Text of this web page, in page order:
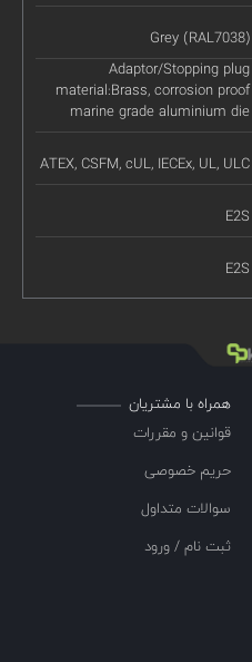
Grey (RAL7038)
Adaptor/Stopping plug
material:Brass, corrosion proof
marine grade aluminium die
ATEX, CSFM, cUL, IECEx, UL, ULC
E2S
E2S
همراه با مشتریان
قوانین و مقررات
حریم خصوصی
سوالات متداول
ثبت نام / ورود